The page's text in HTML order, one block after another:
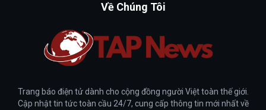
Về Chúng Tôi
Trang báo điện tử dành cho cộng đồng người Việt toàn thế giới.
Cập nhật tin tức toàn cầu 24/7, cung cấp thông tin mới nhất về